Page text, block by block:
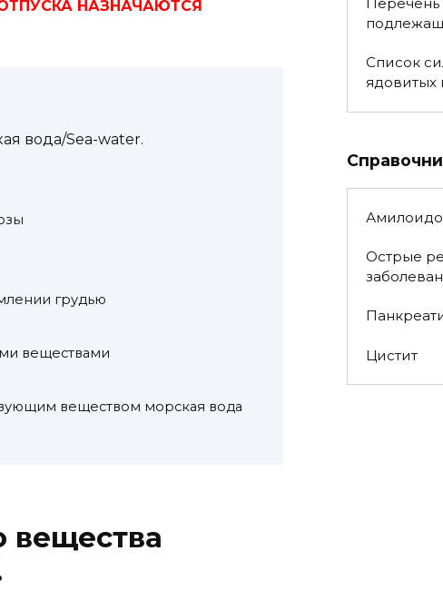
НАЗНАЧАЮТСЯ
вода/Sea-water.
грудью
веществами
веществом морская вода
вещества
Список
ядовитых
Острые
Цистит